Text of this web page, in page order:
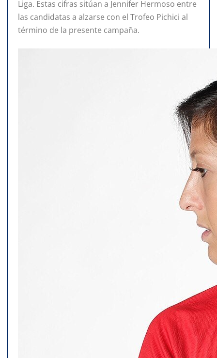
Liga. Estas cifras sitúan a Jennifer Hermoso entre
las candidatas a alzarse con el Trofeo Pichici al
término de la presente campaña.